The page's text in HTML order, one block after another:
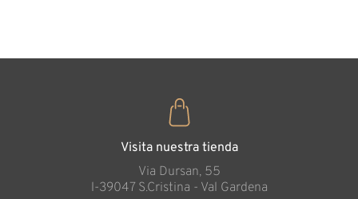
Visita nuestra tienda
Via Dursan, 55
l-39047 S.Cristina - Val Gardena